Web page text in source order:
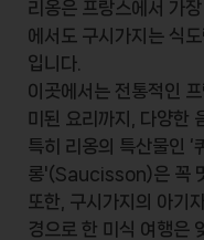
리옹은 프랑스에서 가
에서도 구시가지는 식
입니다.
이곳에서는 전통적인
미된 요리까지, 다양한
특히 리옹의 특산물인
롱'(Saucisson)은 꼭
또한, 구시가지의 아기
경으로 한 미식 여행은